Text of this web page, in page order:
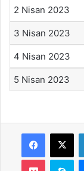
2 Nisan 2023
3 Nisan 2023
4 Nisan 2023
5 Nisan 2023
Facebook
X
Pocket